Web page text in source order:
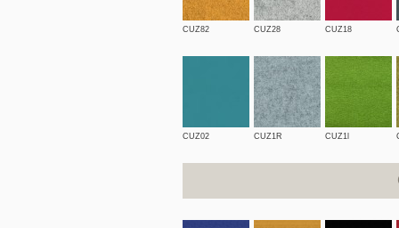
CUZ82 CUZ28 CUZ18
CUZ02 CUZ1R CUZ1l